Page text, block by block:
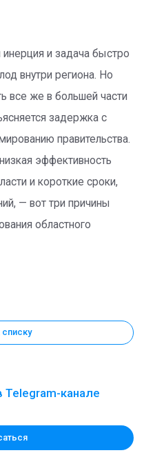
и задача быстро
внутри региона. Но
все же в большей части
задержка с
правительства.
эффективность
и короткие сроки,
— вот три причины
областного
канале